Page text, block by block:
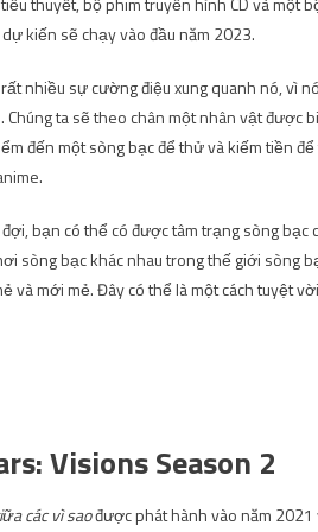
kiến ​​sẽ chạy vào đầu năm 2023.
nhiều sự cường điệu xung quanh nó, vì
Chúng ta sẽ theo chân một nhân vật được
đến một sòng bạc để thử và kiếm tiền
bạn có thể có được tâm trạng sòng bạc
sòng bạc khác nhau trong thế giới sòng
và mới mẻ. Đây có thể là một cách tuyệt
Visions Season 2
các vì saođược phát hành vào năm 2021